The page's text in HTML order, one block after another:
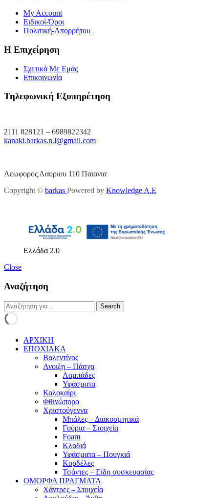
My Account
Ειδικοί-Όροι
Πολιτική-Απορρήτου
Η Επιχείρηση
Σχετικά Με Εμάς
Επικοινωνία
Τηλεφωνική Εξυπηρέτηση
2111 828121 – 6989822342
kanaki.barkas.n.i@gmail.com
Λεωφορος Λαυριου 110 Παιανια
Copyright © barkas Powered by Knowledge A.E
Ελλάδα 2.0
Close
Αναζήτηση
ΑΡΧΙΚΗ
ΕΠΟΧΙΑΚΑ
Βαλεντίνος
Ανοιξη – Πάσχα
Λαμπάδες
Υφάσματα
Καλοκαίρι
Φθινώπορο
Χριστούγεννα
Μπάλες – Διακοσμητικά
Γούρια – Στοιχεία
Foam
Κλαδιά
Υφάσματα – Πουγκιά
Κορδέλες
Τσάντες – Είδη συσκευασίας
ΟΜΟΡΦΑ ΠΡΑΓΜΑΤΑ
Χάντρες – Στοιχεία